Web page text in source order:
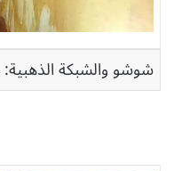
شوشو والشبكة